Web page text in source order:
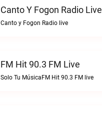
Canto Y Fogon Radio Live
Canto y Fogon Radio live
FM Hit 90.3 FM Live
Solo Tu MúsicaFM Hit 90.3 FM live